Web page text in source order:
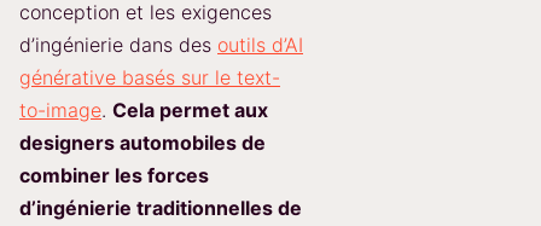
conception et les exigences
d’ingénierie dans des outils d’AI
générative basés sur le text-
to-image. Cela permet aux
designers automobiles de
combiner les forces
d’ingénierie traditionnelles de